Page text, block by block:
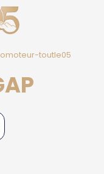
toutle05